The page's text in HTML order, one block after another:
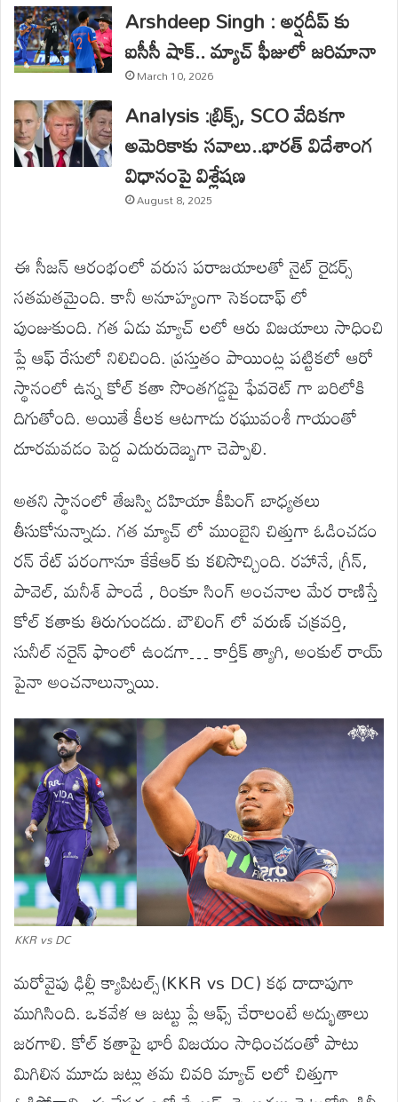
Arshdeep Singh : అర్షదీప్ కు
ఐసీసీ షాక్.. మ్యాచ్ ఫీజులో జరిమానా
March 10, 2026
Analysis :బ్రిక్స్, SCO వేదికగా
అమెరికాకు సవాలు..భారత్‌ విదేశాంగ
విధానంపై విశ్లేషణ
August 8, 2025
ఈ సీజన్ ఆరంభంలో వరుస పరాజయాలతో నైట్ రైడర్స్
సతమతమైంది. కానీ అనూహ్యంగా సెకండాఫ్ లో
పుంజుకుంది. గత ఏడు మ్యాచ్ లలో ఆరు విజయాలు సాధించి
ప్లే ఆఫ్ రేసులో నిలిచింది. ప్రస్తుతం పాయింట్ల పట్టికలో ఆరో
స్థానంలో ఉన్న కోల్ కతా సొంతగడ్డపై ఫేవరెట్ గా బరిలోకి
దిగుతోంది. అయితే కీలక ఆటగాడు రఘువంశీ గాయంతో
దూరమవడం పెద్ద ఎదురుదెబ్బగా చెప్పాలి.
అతని స్థానంలో తేజస్వి దహియా కీపింగ్ బాధ్యతలు
తీసుకోనున్నాడు. గత మ్యాచ్ లో ముంబైని చిత్తుగా ఓడించడం
రన్ రేట్ పరంగానూ కేకేఆర్ కు కలిసొచ్చింది. రహానే, గ్రీన్,
పావెల్, మనీశ్ పాండే , రింకూ సింగ్ అంచనాల మేర రాణిస్తే
కోల్ కతాకు తిరుగుండదు. బౌలింగ్ లో వరుణ్ చక్రవర్తి,
సునీల్ నరైన్ ఫాంలో ఉండగా… కార్తీక్ త్యాగి, అంకుల్ రాయ్
పైనా అంచనాలున్నాయి.
KKR vs DC
మరోవైపు ఢిల్లీ క్యాపిటల్స్(KKR vs DC) కథ దాదాపుగా
ముగిసింది. ఒకవేళ ఆ జట్టు ప్లే ఆఫ్స్ చేరాలంటే అద్భుతాలు
జరగాలి. కోల్ కతాపై భారీ విజయం సాధించడంతో పాటు
మిగిలిన మూడు జట్లు తమ చివరి మ్యాచ్ లలో చిత్తుగా